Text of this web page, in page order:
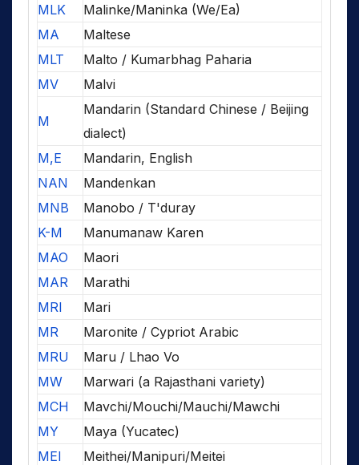
MLK
Malinke/Maninka (We/Ea)
MA
Maltese
MLT
Malto / Kumarbhag Paharia
MV
Malvi
M
Mandarin (Standard Chinese / Beijing
dialect)
M,E
Mandarin, English
NAN
Mandenkan
MNB
Manobo / T'duray
K-M
Manumanaw Karen
MAO
Maori
MAR
Marathi
MRI
Mari
MR
Maronite / Cypriot Arabic
MRU
Maru / Lhao Vo
MW
Marwari (a Rajasthani variety)
MCH
Mavchi/Mouchi/Mauchi/Mawchi
MY
Maya (Yucatec)
MEI
Meithei/Manipuri/Meitei